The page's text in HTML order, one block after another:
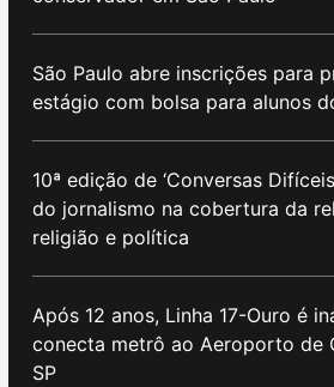
São Paulo abre inscrições para
estágio com bolsa para alunos
10ª edição de ‘Conversas
do jornalismo na cobertura da
religião e política
Após 12 anos, Linha 17-Ouro é
conecta metrô ao Aeroporto de
SP